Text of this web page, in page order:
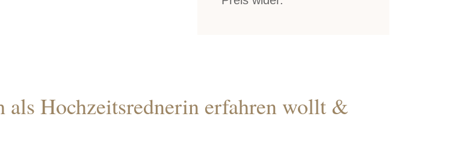
als Hochzeitsrednerin erfahren wollt &